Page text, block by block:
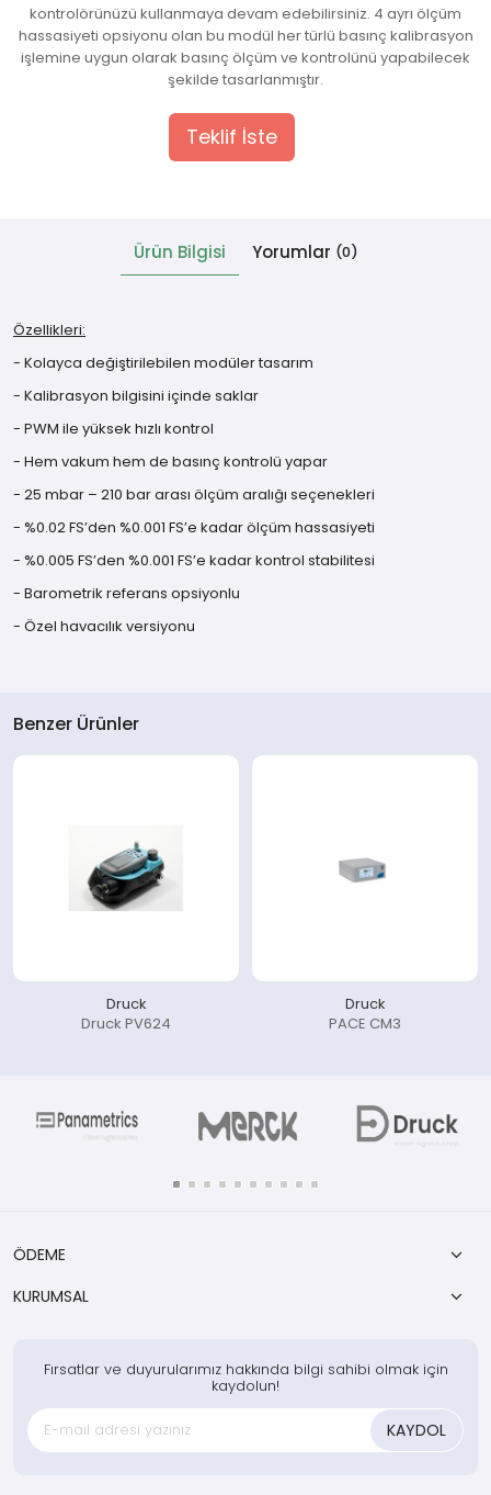
ve Kontrol Sistemleri
kontrolörünüzü kullanmaya devam edebilirsiniz. 4 ayrı ölçüm
hassasiyeti opsiyonu olan bu modül her türlü basınç kalibrasyon
işlemine uygun olarak basınç ölçüm ve kontrolünü yapabilecek
şekilde tasarlanmıştır.
Teklif İste
Ürün Bilgisi Yorumlar (0)
Özellikleri:
- Kolayca değiştirilebilen modüler tasarım
- Kalibrasyon bilgisini içinde saklar
- PWM ile yüksek hızlı kontrol
- Hem vakum hem de basınç kontrolü yapar
- 25 mbar – 210 bar arası ölçüm aralığı seçenekleri
- %0.02 FS’den %0.001 FS’e kadar ölçüm hassasiyeti
- %0.005 FS’den %0.001 FS’e kadar kontrol stabilitesi
- Barometrik referans opsiyonlu
- Özel havacılık versiyonu
Benzer Ürünler
Druck
Druck PV624
Druck
PACE CM3
ÖDEME
KURUMSAL
Fırsatlar ve duyurularımız hakkında bilgi sahibi olmak için
kaydolun!
KAYDOL